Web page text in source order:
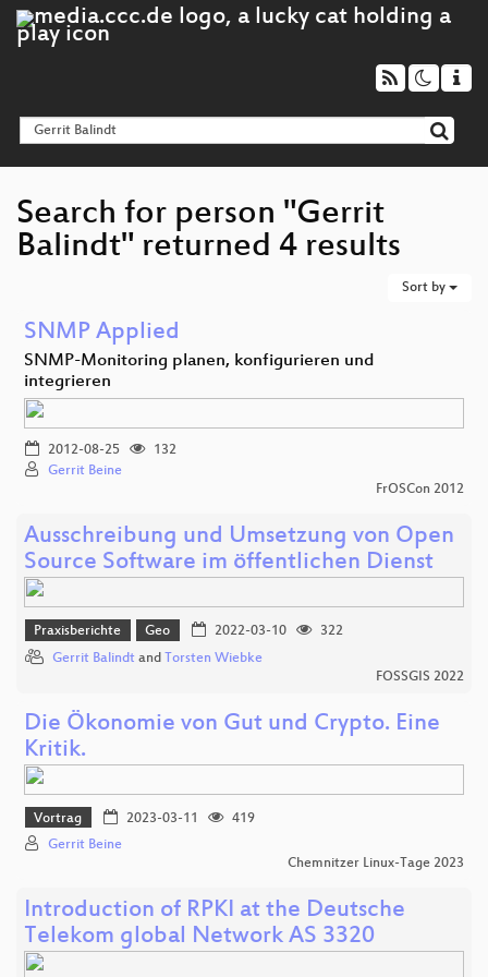
Search for person "Gerrit
Balindt" returned 4 results
Sort by
SNMP Applied
SNMP-Monitoring planen, konfigurieren und
integrieren
2012-08-25
132
Gerrit Beine
FrOSCon 2012
Ausschreibung und Umsetzung von Open
Source Software im öffentlichen Dienst
Praxisberichte Geo 2022-03-10
322
Gerrit Balindt and Torsten Wiebke
FOSSGIS 2022
Die Ökonomie von Gut und Crypto. Eine
Kritik.
Vortrag 2023-03-11
419
Gerrit Beine
Chemnitzer Linux-Tage 2023
Introduction of RPKI at the Deutsche
Telekom global Network AS 3320